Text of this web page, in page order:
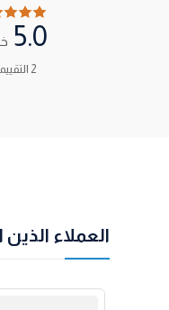
5.0
2 التقييمات
العملاء